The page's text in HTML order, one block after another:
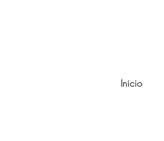
Inicio